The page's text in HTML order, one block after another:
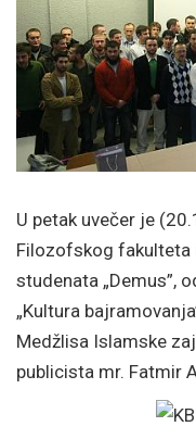
U petak uvečer je
Filozofskog fakulteta
studenata „Demus”,
„Kultura
Medžlisa Islamske
publicista mr. Fatmir